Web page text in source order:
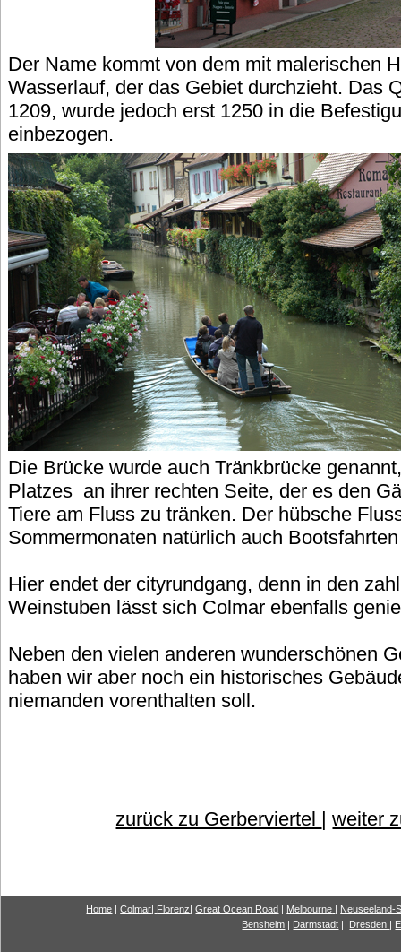
Der Name kommt von dem mit malerischen
Wasserlauf, der das Gebiet durchzieht. Das
1209, wurde jedoch erst 1250 in die
einbezogen.
Die Brücke wurde auch Tränkbrücke
Platzes an ihrer rechten Seite, der es den
Tiere am Fluss zu tränken. Der hübsche
Sommermonaten natürlich auch
Hier endet der cityrundgang, denn in den
Weinstuben lässt sich Colmar ebenfalls
Neben den vielen anderen wunderschönen
haben wir aber noch ein historisches
niemanden vorenthalten soll.
zurück zu Gerberviertel |weiter
Home |Colmar| Florenz|Great Ocean Road | Melbourne | Neuseeland-
Bensheim | Darmstadt | Dresden |